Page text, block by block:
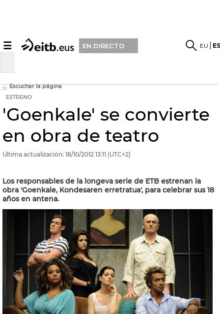
☰ EN DIRECTO EU
Escuchar la página
ESTRENO
'Goenkale' se convierte
en obra de teatro
Última actualización: 18/10/2012 13:11 (UTC+2)
Los responsables de la longeva serie de ETB estrenan la
obra 'Goenkale, Kondesaren erretratua', para celebrar sus 18
años en antena.